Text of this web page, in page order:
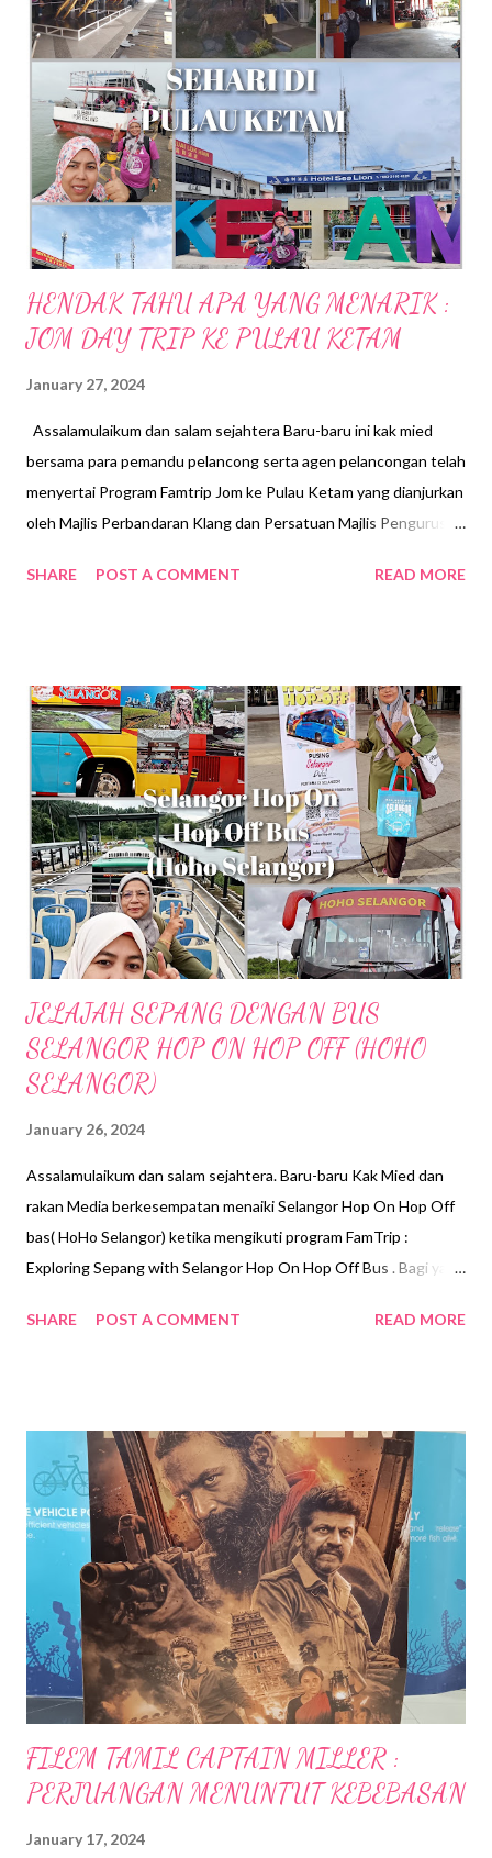
HENDAK TAHU APA YANG MENARIK :
JOM DAY TRIP KE PULAU KETAM
January 27, 2024
Assalamulaikum dan salam sejahtera Baru-baru ini kak mied
bersama para pemandu pelancong serta agen pelancongan telah
menyertai Program Famtrip Jom ke Pulau Ketam yang dianjurkan
oleh Majlis Perbandaran Klang dan Persatuan Majlis Pengurusan
Pulau Ketam Pulau Ketam adalah pulau kecil yang terletak
dikenali sebagai Pulau Ketam manakala kampung di bahagian
timur-laut dikenali sebagai Sungai Lima . Toechew dan Hokkien
merupakan penduduk asal pulau ini. Terdapat juga golongan
orang asli yang menetap di bahagian lain pulau ini. Penduduk di
Pulau Ketam ini kir-kira 6,000 orang dan jumlah rumah kediaman
kira-kira 1,000 buah. Majority penduduknya adalah masyarakat
Cina . Untuk sampai ke Pulau Ketam kena menaiki bot dari Pe...
SHARE POST A COMMENT READ MORE
JELAJAH SEPANG DENGAN BUS
SELANGOR HOP ON HOP OFF (HOHO
SELANGOR)
January 26, 2024
Assalamulaikum dan salam sejahtera. Baru-baru Kak Mied dan
rakan Media berkesempatan menaiki Selangor Hop On Hop Off
bas( HoHo Selangor) ketika mengikuti program FamTrip :
Exploring Sepang with Selangor Hop On Hop Off Bus . Bagi yang
Pelancongan yang disediakan oleh Kerajaan Selangor bagi
tempahan boleh ke website : https://www.hohoselangor.com
Untuk Famtrip kali ini, kami berpeluang untuk mengikuti Laluan
Sepang. Seawal 9:00 pagi, kak mied bersama rakan Media yang
lain telah tiba di Stesyen MRT Cyberjaya City Centre untuk di
jemput oleh Hoho Bas ke Tamarind Square bagi menikmati
sarapan pagi. Menikmati Sarapan di Pekan Ipoh Kopitiam,
Tamarind Square, Cyberjaya Selesai sarapan, Bas Hoho terus
membawa kami menjelajah ke beb...
SHARE POST A COMMENT READ MORE
FILEM TAMIL CAPTAIN MILLER :
PERJUANGAN MENUNTUT KEBEBASAN
January 17, 2024